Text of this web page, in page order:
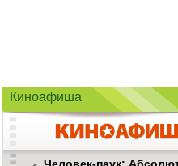
Киноафиша